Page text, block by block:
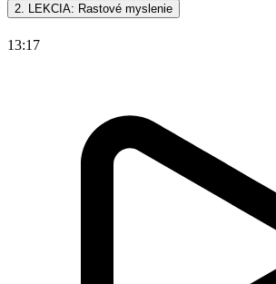
2. LEKCIA: Rastové myslenie
13:17